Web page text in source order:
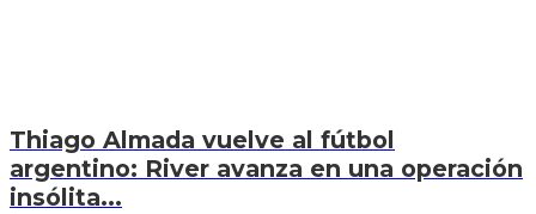
Thiago Almada vuelve al fútbol
argentino: River avanza en una operación
insólita...